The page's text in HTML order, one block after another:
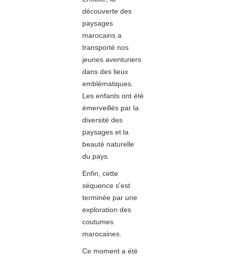
découverte des
paysages
marocains a
transporté nos
jeunes aventuriers
dans des lieux
emblématiques.
Les enfants ont été
émerveillés par la
diversité des
paysages et la
beauté naturelle
du pays.
Enfin, cette
séquence s'est
terminée par une
exploration des
coutumes
marocaines.
Ce moment a été